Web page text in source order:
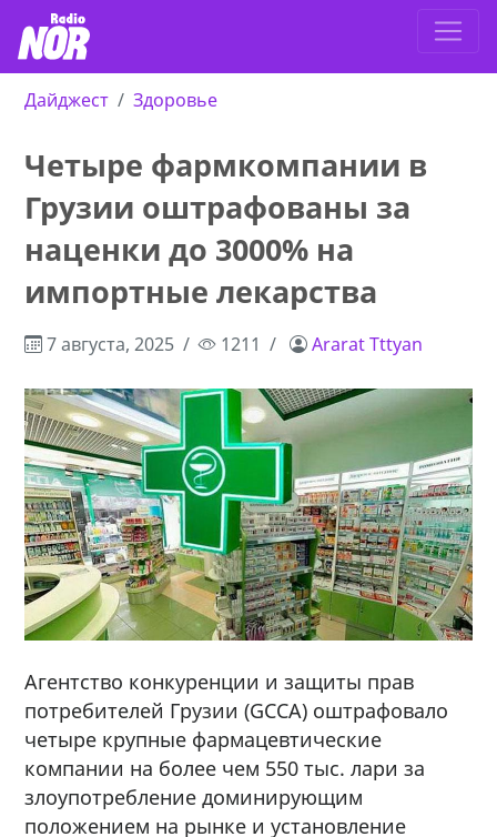
Дайджест Здоровье
Четыре фармкомпании в
Грузии оштрафованы за
наценки до 3000% на
импортные лекарства
7 августа, 2025 1211 Ararat Tttyan
Агентство конкуренции и защиты прав
потребителей Грузии (GCCA) оштрафовало
четыре крупные фармацевтические
компании на более чем 550 тыс. лари за
злоупотребление доминирующим
положением на рынке и установление